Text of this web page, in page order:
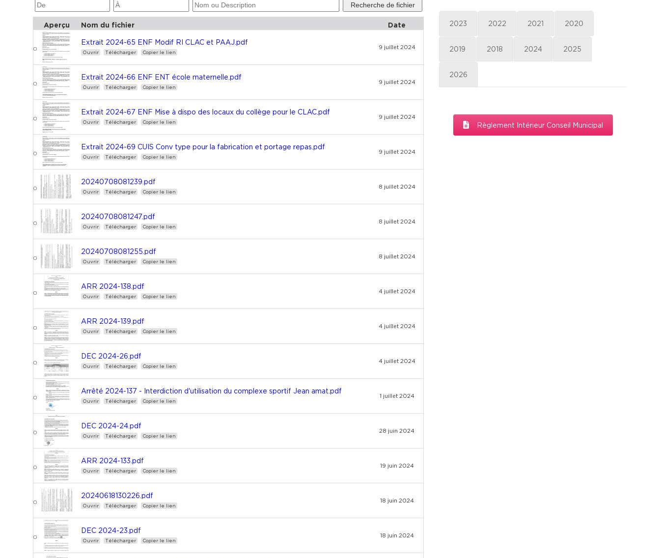
Aperçu Nom du fichier Date
Extrait 2024-65 ENF Modif RI CLAC et PAAJ.pdf
Ouvrir Télécharger Copier le lien
9 juillet 2024
Extrait 2024-66 ENF ENT école maternelle.pdf
Ouvrir Télécharger Copier le lien
9 juillet 2024
Extrait 2024-67 ENF Mise à dispo des locaux du collège pour le CLAC.pdf
Ouvrir Télécharger Copier le lien
9 juillet 2024
Extrait 2024-69 CUIS Conv type pour la fabrication et portage repas.pdf
Ouvrir Télécharger Copier le lien
9 juillet 2024
20240708081239.pdf
Ouvrir Télécharger Copier le lien
8 juillet 2024
20240708081247.pdf
Ouvrir Télécharger Copier le lien
8 juillet 2024
20240708081255.pdf
Ouvrir Télécharger Copier le lien
8 juillet 2024
ARR 2024-138.pdf
Ouvrir Télécharger Copier le lien
4 juillet 2024
ARR 2024-139.pdf
Ouvrir Télécharger Copier le lien
4 juillet 2024
DEC 2024-26.pdf
Ouvrir Télécharger Copier le lien
4 juillet 2024
Arrêté 2024-137 - Interdiction d'utilisation du complexe sportif Jean amat.pdf
Ouvrir Télécharger Copier le lien
1 juillet 2024
DEC 2024-24.pdf
Ouvrir Télécharger Copier le lien
28 juin 2024
ARR 2024-133.pdf
Ouvrir Télécharger Copier le lien
19 juin 2024
20240618130226.pdf
Ouvrir Télécharger Copier le lien
18 juin 2024
DEC 2024-23.pdf
Ouvrir Télécharger Copier le lien
18 juin 2024
2023 2022 2021 2020
2019 2018 2024 2025
2026
Règlement Intérieur Conseil Municipal